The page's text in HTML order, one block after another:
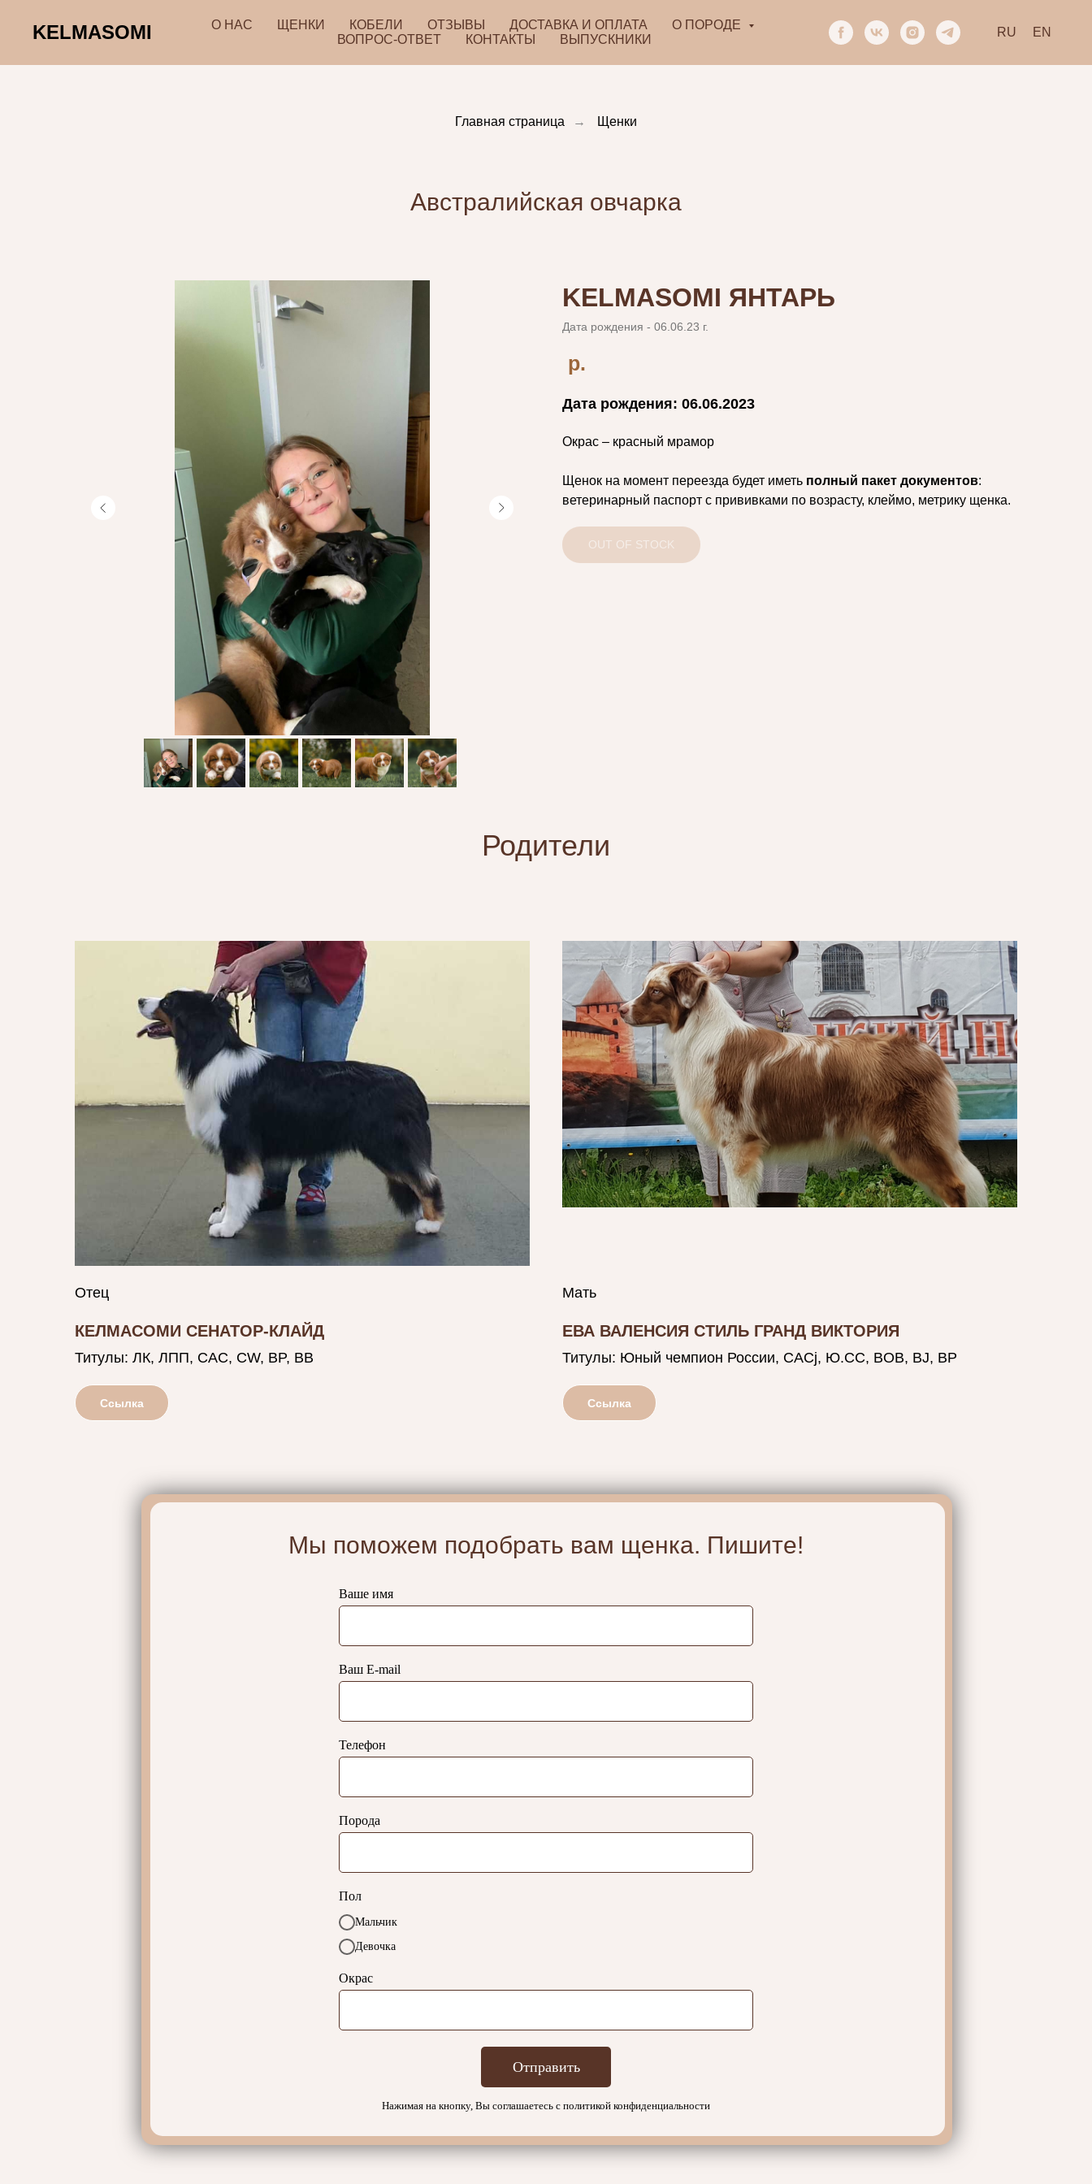
KELMASOMI О НАС ЩЕНКИ КОБЕЛИ ОТЗЫВЫ ДОСТАВКА И ОПЛАТА
О ПОРОДЕ
ВОПРОС-ОТВЕТ
КОНТАКТЫ ВЫПУСКНИКИ
RU EN
Главная страница → Щенки
Австралийская овчарка
KELMASOMI ЯНТАРЬ
Дата рождения - 06.06.23 г.
р.
Дата рождения: 06.06.2023
Окрас – красный мрамор
Щенок на момент переезда будет иметь полный пакет документов:
ветеринарный паспорт с прививками по возрасту, клеймо, метрику щенка.
OUT OF STOCK
Родители
Отец
КЕЛМАСОМИ СЕНАТОР-КЛАЙД
Титулы: ЛК, ЛПП, САС, CW, BP, BB
Ссылка
Мать
ЕВА ВАЛЕНСИЯ СТИЛЬ ГРАНД ВИКТОРИЯ
Титулы: Юный чемпион России, CACj, Ю.CC, BOB, BJ, BP
Ссылка
Мы поможем подобрать вам щенка. Пишите!
Ваше имя
Ваш E-mail
Телефон
Порода
Пол
Мальчик
Девочка
Окрас
Отправить
Нажимая на кнопку, Вы соглашаетесь с политикой конфиденциальности